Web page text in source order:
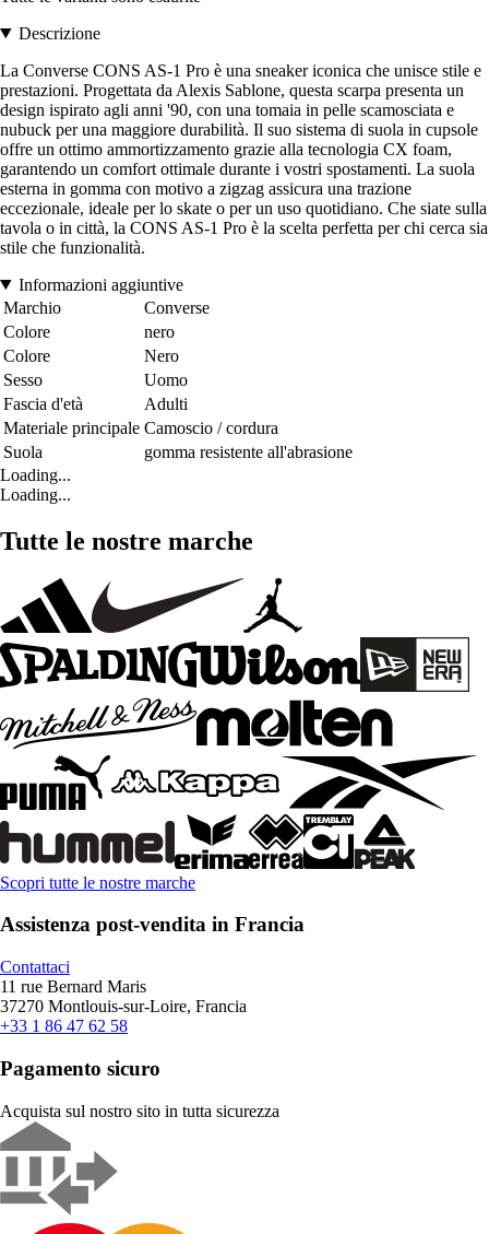
Descrizione
La Converse CONS AS-1 Pro è una sneaker iconica che unisce stile e
prestazioni. Progettata da Alexis Sablone, questa scarpa presenta un
design ispirato agli anni '90, con una tomaia in pelle scamosciata e
nubuck per una maggiore durabilità. Il suo sistema di suola in cupsole
offre un ottimo ammortizzamento grazie alla tecnologia CX foam,
garantendo un comfort ottimale durante i vostri spostamenti. La suola
esterna in gomma con motivo a zigzag assicura una trazione
eccezionale, ideale per lo skate o per un uso quotidiano. Che siate sulla
tavola o in città, la CONS AS-1 Pro è la scelta perfetta per chi cerca sia
stile che funzionalità.
Informazioni aggiuntive
Marchio
Converse
Colore
nero
Colore
Nero
Sesso
Uomo
Fascia d'età
Adulti
Materiale principale Camoscio / cordura
Suola
gomma resistente all'abrasione
Loading...
Loading...
Tutte le nostre marche
Scopri tutte le nostre marche
Assistenza post-vendita in Francia
Contattaci
11 rue Bernard Maris
37270 Montlouis-sur-Loire, Francia
+33 1 86 47 62 58
Pagamento sicuro
Acquista sul nostro sito in tutta sicurezza